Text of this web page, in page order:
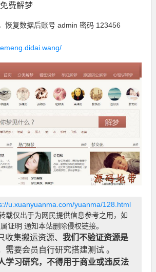
费解梦
恢复数据后账号 admin 密码 123456
u.xuanyuanma.com/yuanma/128.html
载仅出于为网民提供信息参考之用，如
证明 通知本站删除侵权链接。
收集搬运资源、 我们不验证资源是
需要会员自行研究搭建测试 。
学习研究，不得用于商业或违反法